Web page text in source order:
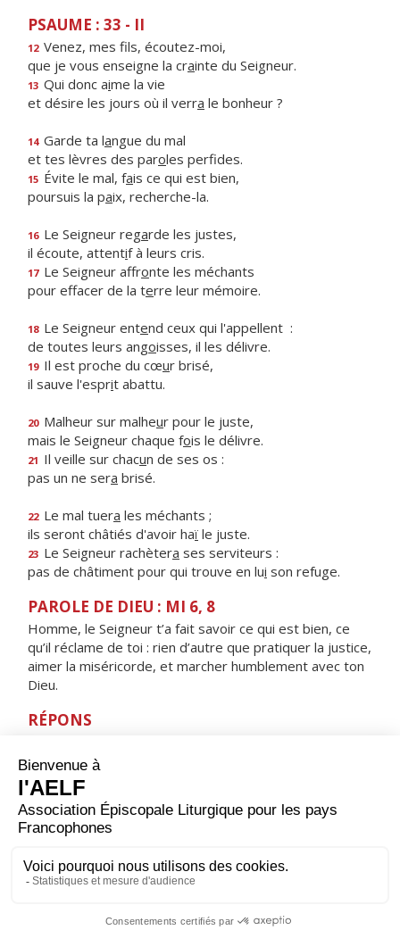
PSAUME : 33 - II
12 Venez, mes fls, écoutez-moi,
que je vous enseigne la crainte du Seigneur.
13 Qui donc aime la vie
et désire les jours où il verra le bonheur ?
14 Garde ta langue du mal
et tes lèvres des paroles perfides.
15 Évite le mal, fais ce qui est bien,
poursuis la paix, recherche-la.
16 Le Seigneur regarde les justes,
il écoute, attentif à leurs cris.
17 Le Seigneur affronte les méchants
pour effacer de la terre leur mémoire.
18 Le Seigneur entend ceux qui l'appellent :
de toutes leurs angoisses, il les délivre.
19 Il est proche du cœur brisé,
il sauve l'esprit abattu.
20 Malheur sur malheur pour le juste,
mais le Seigneur chaque fois le délivre.
21 Il veille sur chacun de ses os :
pas un ne sera brisé.
22 Le mal tuera les méchants ;
ils seront châtiés d'avoir haï le juste.
23 Le Seigneur rachètera ses serviteurs :
pas de châtiment pour qui trouve en lui son refuge.
PAROLE DE DIEU : MI 6, 8
Homme, le Seigneur t’a fait savoir ce qui est bien, ce
qu’il réclame de toi : rien d’autre que pratiquer la justice,
aimer la miséricorde, et marcher humblement avec ton
Dieu.
RÉPONS
Seigneur, je n'oublie pas ta parole.
ORAISON
Écoute-nous, Seigneur, et accorde-nous la paix
profonde que nous te demandons. Ainsi, en te
prière de la Vierge Marie, nous parviendrons sans